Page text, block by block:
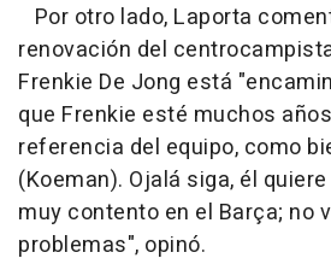
Por otro lado, Laporta
renovación del
Frenkie De Jong está
que Frenkie esté muchos
referencia del equipo, como
(Koeman). Ojalá siga, él
muy contento en el Barça; no
problemas", opinó.